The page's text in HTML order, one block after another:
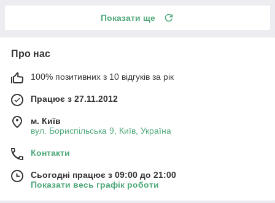
Показати ще
Про нас
100% позитивних з 10 відгуків за рік
Працює з 27.11.2012
м. Київ
вул. Бориспільська 9, Київ, Україна
Контакти
Сьогодні працює з 09:00 до 21:00
Показати весь графік роботи